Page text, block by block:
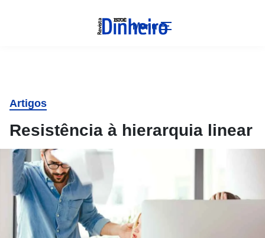
Menu
Artigos
Resistência à hierarquia linear